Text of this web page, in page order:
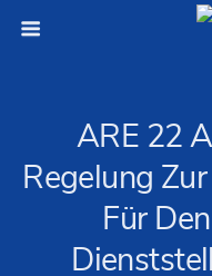
ARE 22
Regelung
Für